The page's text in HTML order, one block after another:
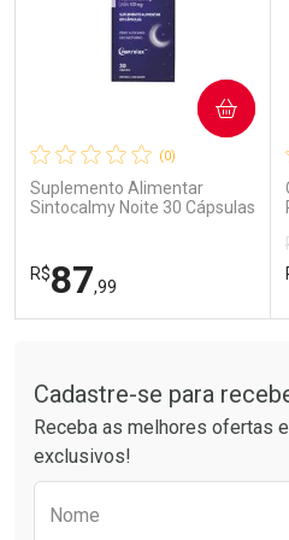
Comprar sem Desconto
Por R$ 59,58/cada
Comprar sem Desconto
Por R$ 59,58/cada
(0)
Suplemento Alimentar
Sintocalmy Noite 30 Cápsulas
R$87,99
COMPRAR
Laboratório
Por Menos
Cadastre-se para
Receba as melhores ofertas
exclusivos!
Nome